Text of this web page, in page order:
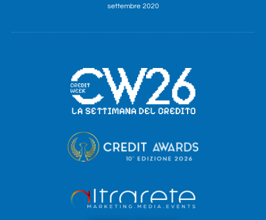
settembre 2020